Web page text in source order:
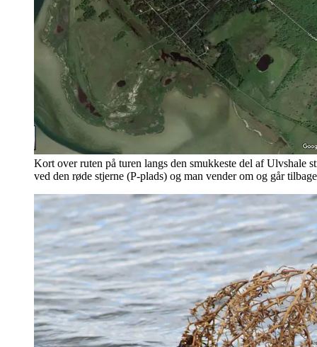
Kort over ruten på turen langs den smukkeste del af Ulvshale
ved den røde stjerne (P-plads) og man vender om og går